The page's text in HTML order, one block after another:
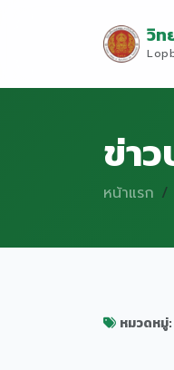
วิท
ข่า
หน้าแรก
หมวดหมู่: